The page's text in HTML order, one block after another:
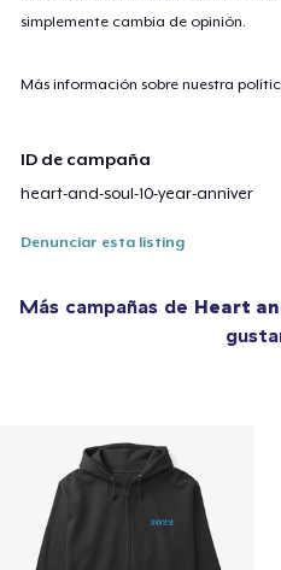
simplemente cambia de opinión.
Más información sobre nuestra
ID de campaña
heart-and-soul-10-year-anniver
Denunciar esta listing
Más campañas de Heart